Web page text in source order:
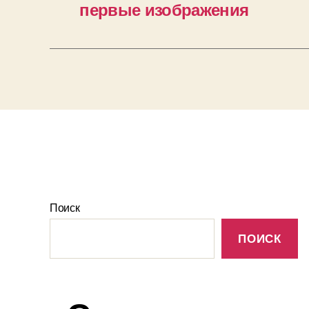
первые изображения
Поиск
ПОИСК